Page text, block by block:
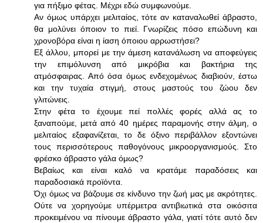
για πήξιμο φέτας. Μέχρι εδώ συμφωνούμε.
Αν όμως υπάρχει μελιταίος, τότε αν καταναλωθεί άβραστο,
θα μολύνει όποιον το πιεί. Γνωρίζεις πόσο επώδυνη και
χρονοβόρα είναι η ίαση όποιου αρρωστήσει?
Εξ άλλου, μπορεί με την άμεση κατανάλωση να αποφεύγεις
την επιμόλυνση από μικρόβια και βακτήρια της
ατμόσφαιρας. Από όσα όμως ενδεχομένως διαβιούν, έστω
και την τυχαία στιγμή, στους μαστούς του ζώου δεν
γλιτώνεις.
Στην φέτα το έχουμε πεί πολλές φορές αλλά ας το
ξαναπούμε, μετά από 40 ημέρες παραμονής στην άλμη, ο
μελιταίος εξαφανίζεται, το δε όξινο περιβάλλον εξοντώνει
τους περισσότερους παθογόνους μικροοργανισμούς. Στο
φρέσκο άβραστο γάλα όμως?
Βεβαίως και είναι καλό να κρατάμε παραδόσεις και
παραδοσιακά προϊόντα.
Όχι όμως να βάζουμε σε κίνδυνο την ζωή μας με ακρότητες.
Ούτε να χορηγούμε υπέρμετρα αντιβιωτικά στα οικόσιτα
προκειμένου να πίνουμε άβραστο γάλα, γιατί τότε αυτό δεν